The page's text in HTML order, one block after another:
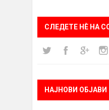
СЛЕДЕТЕ НÈ НА
НАЈНОВИ ОБЈАВИ